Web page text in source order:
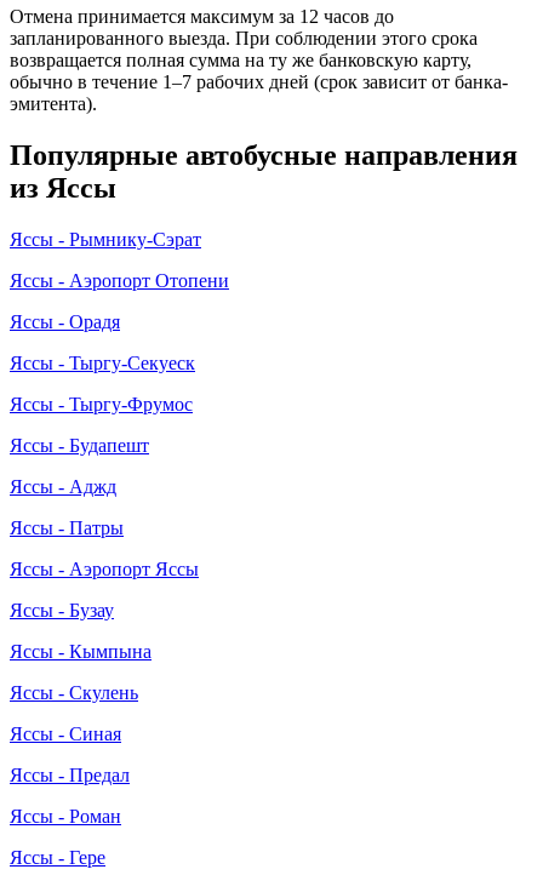
Отмена принимается максимум за 12 часов до
запланированного выезда. При соблюдении этого срока
возвращается полная сумма на ту же банковскую карту,
обычно в течение 1–7 рабочих дней (срок зависит от банка-
эмитента).
Популярные автобусные направления
из Яссы
Яссы - Рымнику-Сэрат
Яссы - Аэропорт Отопени
Яссы - Орадя
Яссы - Тыргу-Секуеск
Яссы - Тыргу-Фрумос
Яссы - Будапешт
Яссы - Аджд
Яссы - Патры
Яссы - Аэропорт Яссы
Яссы - Бузау
Яссы - Кымпына
Яссы - Скулень
Яссы - Синая
Яссы - Предал
Яссы - Роман
Яссы - Гере